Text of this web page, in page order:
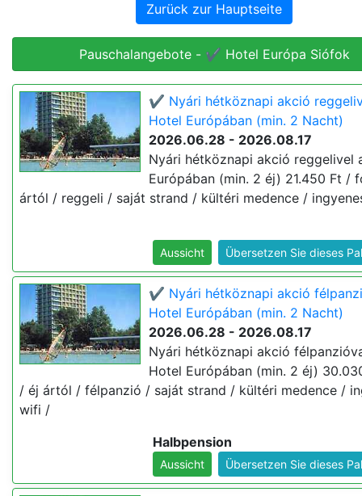
Zurück zur Hauptseite
Pauschalangebote - ✔️ Hotel Európa Siófok
✔️ Nyári hétköznapi akció
Hotel Európában (min. 2 Nacht)
2026.06.28 - 2026.08.17
Nyári hétköznapi akció reggelivel
Európában (min. 2 éj) 21.450 Ft /
ártól / reggeli / saját strand / kültéri medence /
Aussicht Übersetzen Sie dieses
✔️ Nyári hétköznapi akció
Hotel Európában (min. 2 Nacht)
2026.06.28 - 2026.08.17
Nyári hétköznapi akció
Hotel Európában (min. 2 éj)
/ éj ártól / félpanzió / saját strand / kültéri medence /
wifi /
Halbpension
Aussicht Übersetzen Sie dieses